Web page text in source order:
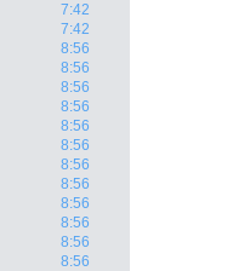
7:42
7:42
8:56
8:56
8:56
8:56
8:56
8:56
8:56
8:56
8:56
8:56
8:56
8:56